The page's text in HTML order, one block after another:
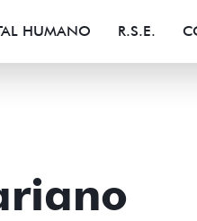
HUMANO R.S.E.